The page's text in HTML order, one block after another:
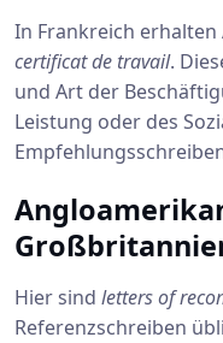
In Frankreich
certificat de travail.
und Art der
Leistung oder des
Hier sind letters of
Referenzschreiben